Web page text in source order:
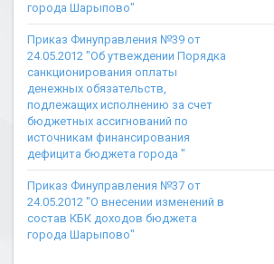
города Шарыпово"
Приказ Финуправления №39 от
24.05.2012 "Об утвеждении Порядка
санкционирования оплаты
денежных обязательств,
подлежащих исполнению за счет
бюджетных ассигнований по
источникам финансирования
дефицита бюджета города "
Приказ Финуправления №37 от
24.05.2012 "О внесении изменений в
состав КБК доходов бюджета
города Шарыпово"